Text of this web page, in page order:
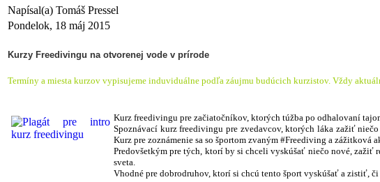
Napísal(a) Tomáš Pressel
Pondelok, 18 máj 2015
Kurzy Freedivingu na otvorenej vode v prírode
Termíny a miesta kurzov vypisujeme induviduálne podľa záujmu budúcich kurzistov. Vždy
Kurz freedivingu pre začiatočníkov, ktorých túžba po odhalovaní
Spoznávací kurz freedivingu pre zvedavcov, ktorých láka zažiť
Kurz pre zoznámenie sa so športom zvaným #Freediving a zážitková
Predovšetkým pre tých, ktorí by si chceli vyskúšať niečo nové,
sveta.
Vhodné pre dobrodruhov, ktorí si chcú tento šport vyskúšať a zistiť,